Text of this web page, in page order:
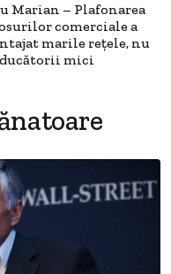
Marian – Plafonarea
comerciale a
marile rețele, nu
mici